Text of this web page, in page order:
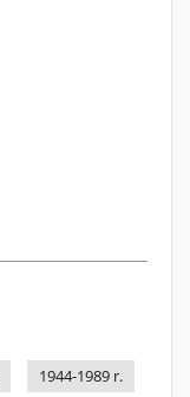
1944-1989 r.